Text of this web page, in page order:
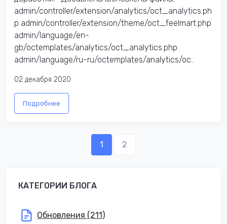
admin/controller/extension/analytics/oct_analytics.ph
p admin/controller/extension/theme/oct_feelmart.php
admin/language/en-
gb/octemplates/analytics/oct_analytics.php
admin/language/ru-ru/octemplates/analytics/oc..
02 декабря 2020
Подробнее
1 2
КАТЕГОРИИ БЛОГА
Обновления (211)